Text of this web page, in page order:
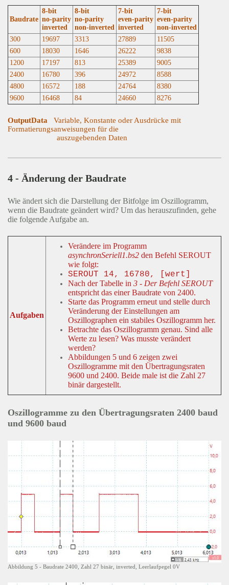
Baudrate
8-bit
no-parity
inverted
8-bit
no-parity
non-inverted
7-bit
even-parity
inverted
7-bit
even-parity
non-inverted
300
19697 3313 27889
11505
600
18030 1646 26222
9838
1200
17197 813 25389
9005
2400
16780 396 24972
8588
4800
16572 188 24764
8380
9600
16468 84 24660 8276
OutputData
Variable, Konstante oder Ausdrücke mit
Formatierungsanweisungen für die
auszugebenden Daten
4 - Änderung der Baudrate
Wie ändert sich die Darstellung der Bitfolge im Oszillogramm,
wenn die Baudrate geändert wird? Um das herauszufinden, gehe
die folgende Aufgabe an.
Aufgaben
Verändere im Programm
asynchronSeriell1.bs2 den Befehl SEROUT
wie folgt:
SEROUT 14, 16780, [wert]
Nach der Tabelle in 3 - Der Befehl SEROUT
entspricht das einer Baudrate von 2400.
Starte das Programm erneut und stelle durch
Veränderung der Einstellungen am
Oszillographen ein stabiles Oszillogramm her.
Betrachte das Oszillogramm genau. Sind alle
Werte zu lesen? Was musste verändert
werden?
Abbildungen 5 und 6 zeigen zwei
Oszillogramme mit den Übertragungsraten
9600 und 2400. Beide male ist die Zahl 27
binär dargestellt.
Oszillogramme zu den Übertragungsraten 2400 baud
und 9600 baud
Abbildung 5 - Baudrate 2400, Zahl 27 binär, inverted, Leerlaufpegel 0V